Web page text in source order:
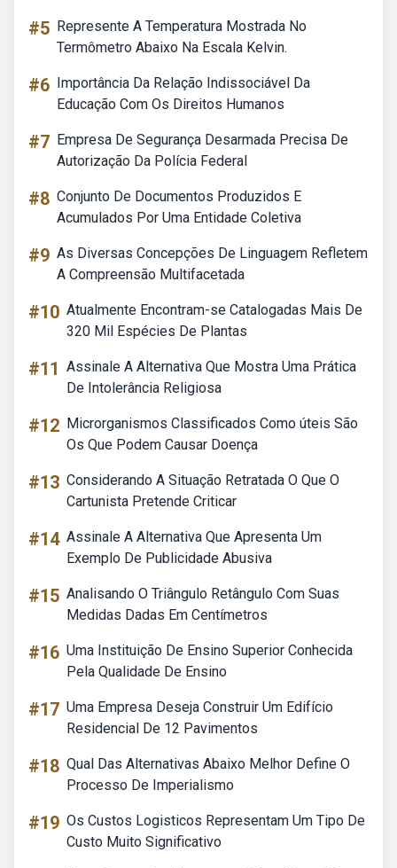
#5 Represente A Temperatura Mostrada No
Termômetro Abaixo Na Escala Kelvin.
#6 Importância Da Relação Indissociável Da
Educação Com Os Direitos Humanos
#7 Empresa De Segurança Desarmada Precisa De
Autorização Da Polícia Federal
#8 Conjunto De Documentos Produzidos E
Acumulados Por Uma Entidade Coletiva
#9 As Diversas Concepções De Linguagem Refletem
A Compreensão Multifacetada
#10 Atualmente Encontram-se Catalogadas Mais De
320 Mil Espécies De Plantas
#11 Assinale A Alternativa Que Mostra Uma Prática
De Intolerância Religiosa
#12 Microrganismos Classificados Como úteis São
Os Que Podem Causar Doença
#13 Considerando A Situação Retratada O Que O
Cartunista Pretende Criticar
#14 Assinale A Alternativa Que Apresenta Um
Exemplo De Publicidade Abusiva
#15 Analisando O Triângulo Retângulo Com Suas
Medidas Dadas Em Centímetros
#16 Uma Instituição De Ensino Superior Conhecida
Pela Qualidade De Ensino
#17 Uma Empresa Deseja Construir Um Edifício
Residencial De 12 Pavimentos
#18 Qual Das Alternativas Abaixo Melhor Define O
Processo De Imperialismo
#19 Os Custos Logisticos Representam Um Tipo De
Custo Muito Significativo